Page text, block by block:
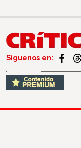
Siguenos en: